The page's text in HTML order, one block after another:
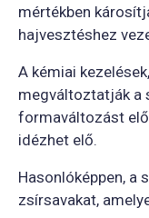
mértékben
hajvesztéshez
A kémiai
megváltoztatják a
formaváltozást
idézhet elő.
Hasonlóképpen, a
zsírsavakat,